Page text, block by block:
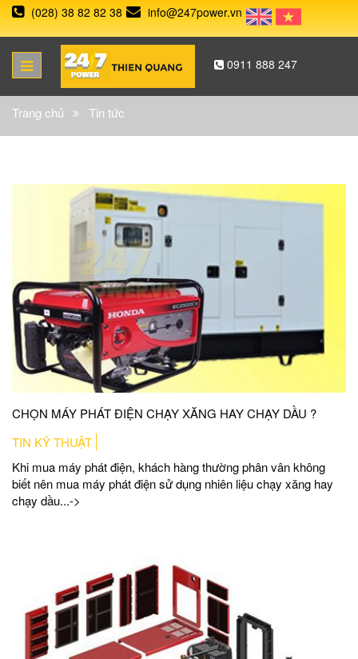
(028) 38 82 82 38 info@247power.vn
0911 888 247
Trang chủ Tin tức
CHỌN MÁY PHÁT ĐIỆN CHẠY XĂNG HAY CHẠY DẦU ?
TIN KỸ THUẬT
Khi mua máy phát điện, khách hàng thường phân vân không
biết nên mua máy phát điện sử dụng nhiên liệu chạy xăng hay
chạy dầu...->